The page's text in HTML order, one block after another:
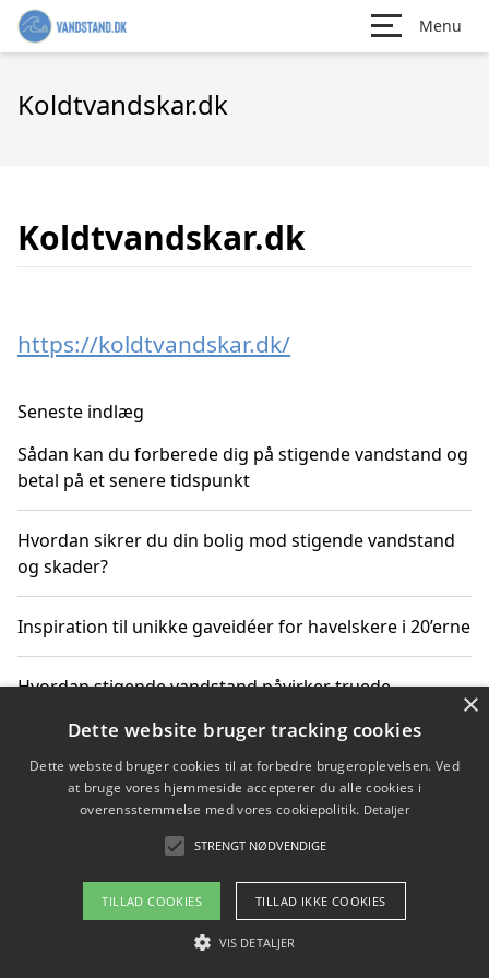
Menu
Koldtvandskar.dk
Koldtvandskar.dk
https://koldtvandskar.dk/
Seneste indlæg
Sådan kan du forberede dig på stigende vandstand og
betal på et senere tidspunkt
Hvordan sikrer du din bolig mod stigende vandstand
og skader?
Inspiration til unikke gaveidéer for havelskere i 20’erne
Hvordan stigende vandstand påvirker truede
Sådan vælger du de bedste vandrerygsække til
vandreture i Danmark
Copyright 2026 - Pilanto Aps
Om / kontakt
×
Dette website bruger tracking cookies
Dette websted bruger cookies til at forbedre brugeroplevelsen. Ved
at bruge vores hjemmeside accepterer du alle cookies i
overensstemmelse med vores cookiepolitik. Detaljer
STRENGT NØDVENDIGE
TILLAD COOKIES TILLAD IKKE COOKIES
VIS DETALJER